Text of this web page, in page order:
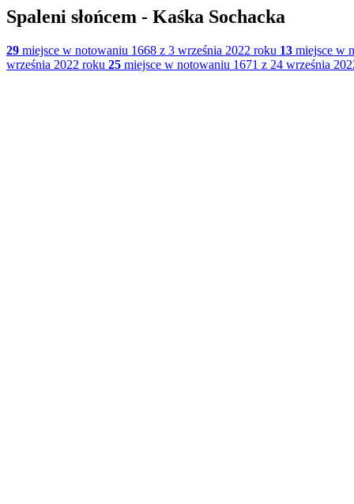
Spaleni słońcem - Kaśka Sochacka
29 miejsce w notowaniu 1668 z 3 września 2022 roku 13 miejsce w
września 2022 roku 25 miejsce w notowaniu 1671 z 24 września